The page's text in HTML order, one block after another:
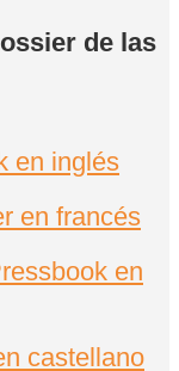
en
este
con un
va a
reparto y su
de las
en inglés
en francés
en
castellano